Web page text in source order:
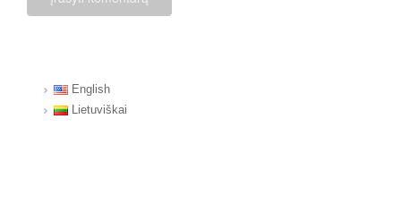
English
Lietuviškai